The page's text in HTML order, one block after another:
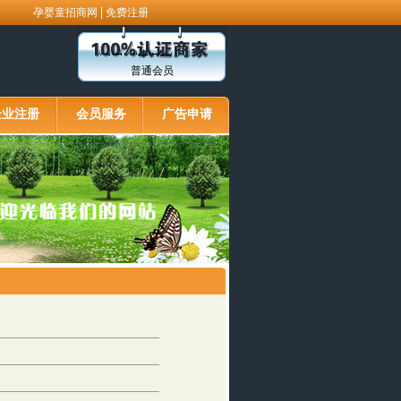
孕婴童招商网 免费注册
普通会员
注册 会员服务 广告申请